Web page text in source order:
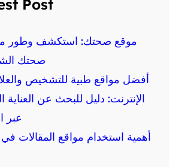
Post
موقع صحتك: استكشف وطور
صحتك
أفضل مواقع طبية للتشخيص
الإنترنت: دليل للبحث عن العناية
عبر
أهمية استخدام مواقع المقالات في